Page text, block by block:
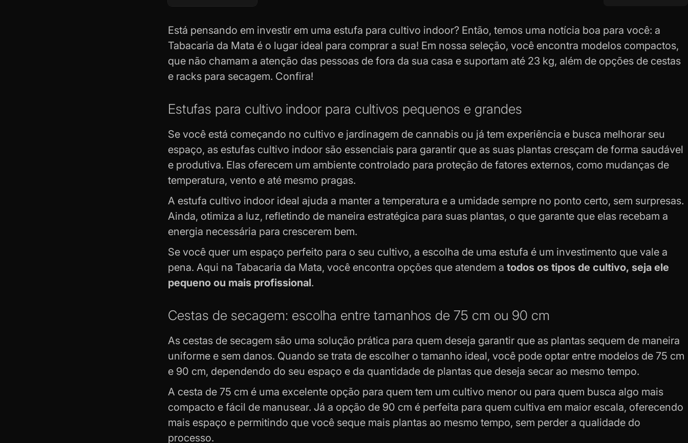
Está pensando em investir em uma estufa para cultivo indoor? Então, temos uma notícia boa para você: a
Tabacaria da Mata é o lugar ideal para comprar a sua! Em nossa seleção, você encontra modelos compactos,
que não chamam a atenção das pessoas de fora da sua casa e suportam até 23 kg, além de opções de cestas
e racks para secagem. Confira!
Estufas para cultivo indoor para cultivos pequenos e grandes
Se você está começando no cultivo e jardinagem de cannabis ou já tem experiência e busca melhorar seu
espaço, as estufas cultivo indoor são essenciais para garantir que as suas plantas cresçam de forma saudável
e produtiva. Elas oferecem um ambiente controlado para proteção de fatores externos, como mudanças de
temperatura, vento e até mesmo pragas.
A estufa cultivo indoor ideal ajuda a manter a temperatura e a umidade sempre no ponto certo, sem surpresas.
Ainda, otimiza a luz, refletindo de maneira estratégica para suas plantas, o que garante que elas recebam a
energia necessária para crescerem bem.
Se você quer um espaço perfeito para o seu cultivo, a escolha de uma estufa é um investimento que vale a
pena. Aqui na Tabacaria da Mata, você encontra opções que atendem a todos os tipos de cultivo, seja ele
pequeno ou mais profissional.
Cestas de secagem: escolha entre tamanhos de 75 cm ou 90 cm
As cestas de secagem são uma solução prática para quem deseja garantir que as plantas sequem de maneira
uniforme e sem danos. Quando se trata de escolher o tamanho ideal, você pode optar entre modelos de 75 cm
e 90 cm, dependendo do seu espaço e da quantidade de plantas que deseja secar ao mesmo tempo.
A cesta de 75 cm é uma excelente opção para quem tem um cultivo menor ou para quem busca algo mais
compacto e fácil de manusear. Já a opção de 90 cm é perfeita para quem cultiva em maior escala, oferecendo
mais espaço e permitindo que você seque mais plantas ao mesmo tempo, sem perder a qualidade do
processo.